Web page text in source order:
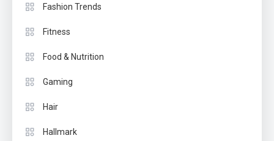
Fashion Trends
Fitness
Food & Nutrition
Gaming
Hair
Hallmark